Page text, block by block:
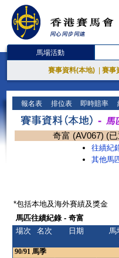
馬場活動
賽事資料(本地) 賽事
報名表 排位表 即時賠率
奇富 (AV067) (
往績紀
其他馬
*包括本地及海外賽績及獎金
馬匹往績紀錄 - 奇富
場次
名次 日期
馬
90/91 馬季